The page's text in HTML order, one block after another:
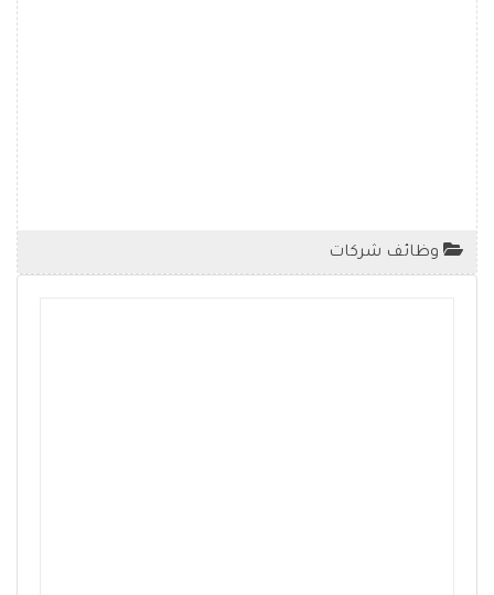
وظائف شركات